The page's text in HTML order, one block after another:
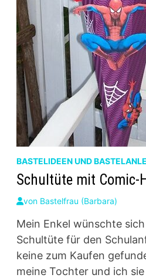
BASTELIDEEN UND
Schultüte mit Comic-
von Bastelfrau (Barbara)
Mein Enkel wünschte
Schultüte für den
keine zum Kaufen
meine Tochter und ich